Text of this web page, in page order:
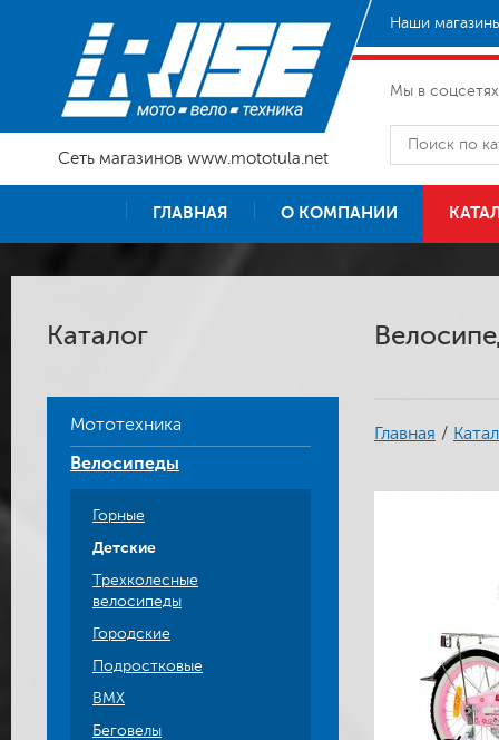
Сеть магазинов www.mototula.net
Наши
Мы в
ГЛАВНАЯ О КОМПАНИИ
Каталог
Мототехника
Велосипеды
Горные
Детские
Трехколесные
велосипеды
Городские
Подростковые
BMX
Беговелы
Главная /